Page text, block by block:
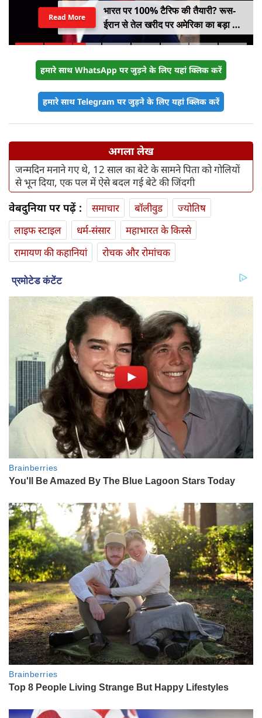
भारत पर 100% टैरिफ की तैयारी? रूस-
ईरान से तेल खरीद पर अमेरिका का बड़ा वार,
सीनेट में बिल पास
Read More
हमारे साथ WhatsApp पर जुड़ने के लिए यहां क्लिक करें
हमारे साथ Telegram पर जुड़ने के लिए यहां क्लिक करें
अगला लेख
जन्‍मदिन मनाने गए थे, 12 साल का बेटे के सामने पिता को गोलियों
से भून दिया, एक पल में ऐसे बदल गई बेटे की जिंदगी
वेबदुनिया पर पढ़ें : समाचार बॉलीवुड
ज्योतिष
लाइफ स्‍टाइल
धर्म-संसार
महाभारत के किस्से
रामायण की कहानियां
रोचक और रोमांचक